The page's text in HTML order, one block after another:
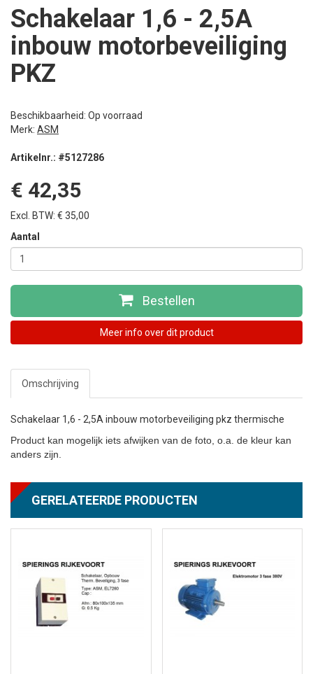
Schakelaar 1,6 - 2,5A
inbouw motorbeveiliging
PKZ
Beschikbaarheid: Op voorraad
Merk: ASM
Artikelnr.: #5127286
€ 42,35
Excl. BTW: € 35,00
Aantal
Bestellen
Meer info over dit product
Omschrijving
Schakelaar 1,6 - 2,5A inbouw motorbeveiliging pkz thermische
Product kan mogelijk iets afwijken van de foto, o.a. de kleur kan
anders zijn.
GERELATEERDE PRODUCTEN